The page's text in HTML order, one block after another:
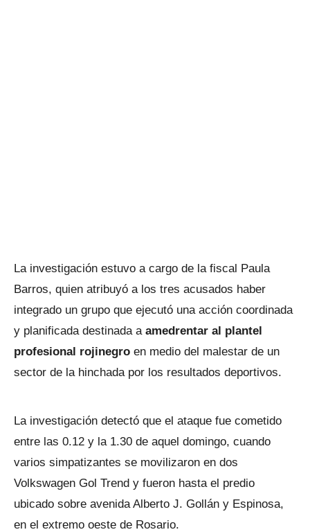
La investigación estuvo a cargo de la fiscal Paula
Barros, quien atribuyó a los tres acusados haber
integrado un grupo que ejecutó una acción coordinada
y planificada destinada a amedrentar al plantel
profesional rojinegro en medio del malestar de un
sector de la hinchada por los resultados deportivos.
La investigación detectó que el ataque fue cometido
entre las 0.12 y la 1.30 de aquel domingo, cuando
varios simpatizantes se movilizaron en dos
Volkswagen Gol Trend y fueron hasta el predio
ubicado sobre avenida Alberto J. Gollán y Espinosa,
en el extremo oeste de Rosario.